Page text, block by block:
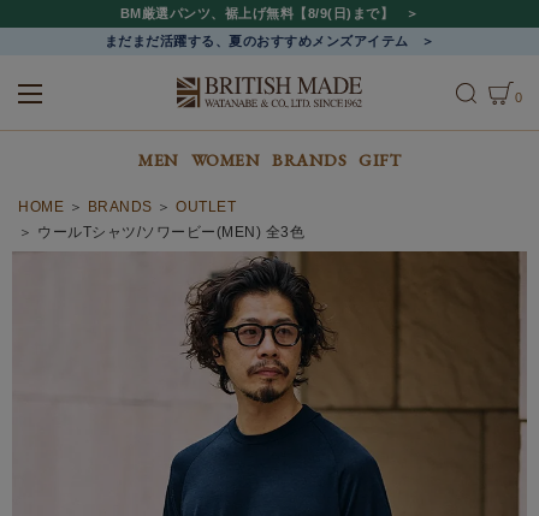
BM厳選パンツ、裾上げ無料【8/9(日)まで】
まだまだ活躍する、夏のおすすめメンズアイテム
0
MEN WOMEN BRANDS GIFT
HOME BRANDS
OUTLET
ウールTシャツ/ソワービー(MEN) 全3色